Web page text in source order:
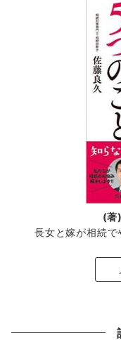
(著
長女と嫁が相続